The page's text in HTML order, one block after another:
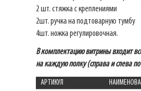
Фабрика торгового
2 шт. стяжка с креплениями
2шт. ручка на подтоварную тумбу
4шт. ножка регулировочная.
В комплектацию витрины входит
на каждую полку (справа и слева
АРТИКУЛ